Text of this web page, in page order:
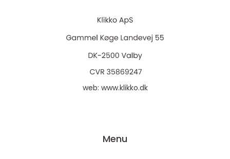
web: www.klikko.dk
Menu